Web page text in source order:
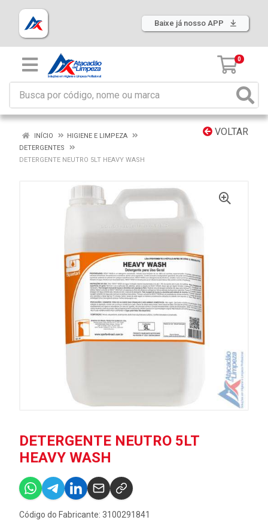
Baixe já nosso APP
0
VOLTAR
INÍCIO
HIGIENE E LIMPEZA
DETERGENTES
DETERGENTE NEUTRO 5LT HEAVY WASH
DETERGENTE NEUTRO 5LT
HEAVY WASH
Código do Fabricante: 3100291841